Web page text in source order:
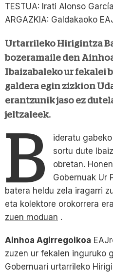
TESTUA: Irati Alonso García
ARGAZKIA: Galdakaoko
Urtarrileko Hirigintza
bozeramaile den
Ibaizabaleko ur fekalei
galdera egin zizkion
erantzunik jaso ez
jeltzaleek.
B
ideratu
sortu dute
obretan.
Gobernuak Ur
batera heldu zela iragarri
eta kolektore orokorrera
zuen moduan .
Ainhoa Agirregoikoa
zuzen ur fekalen inguruko
Gobernuari urtarrileko